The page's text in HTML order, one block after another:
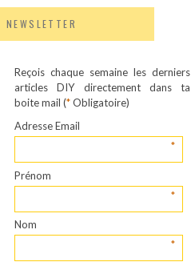
NEWSLETTER
Reçois chaque semaine les derniers
articles DIY directement dans ta
boite mail (*Obligatoire)
Adresse Email
*
Prénom
*
Nom
*